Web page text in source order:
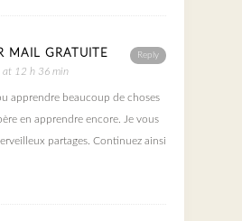
Reply
MAIL GRATUITE
at 12 h 36 min
apprendre beaucoup de choses
en apprendre encore. Je vous
partages. Continuez ainsi